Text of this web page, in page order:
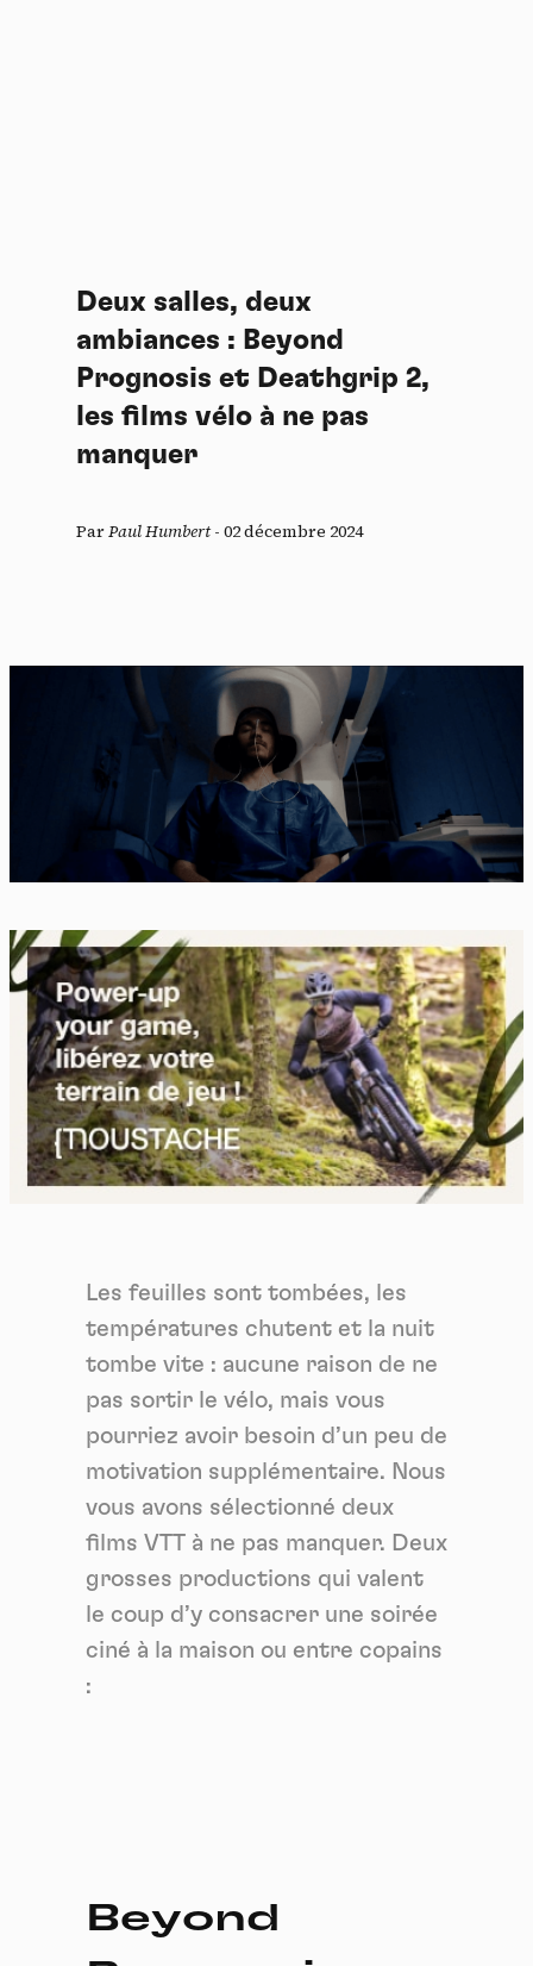
Deux salles, deux
ambiances : Beyond
Prognosis et Deathgrip 2,
les films vélo à ne pas
manquer
ParPaul Humbert- 02 décembre 2024
Les feuilles sont tombées, les
températures chutent et la nuit
tombe vite : aucune raison de ne
pas sortir le vélo, mais vous
pourriez avoir besoin d’un peu de
motivation supplémentaire. Nous
vous avons sélectionné deux
films VTT à ne pas manquer. Deux
grosses productions qui valent
le coup d’y consacrer une soirée
ciné à la maison ou entre copains
:
Beyond